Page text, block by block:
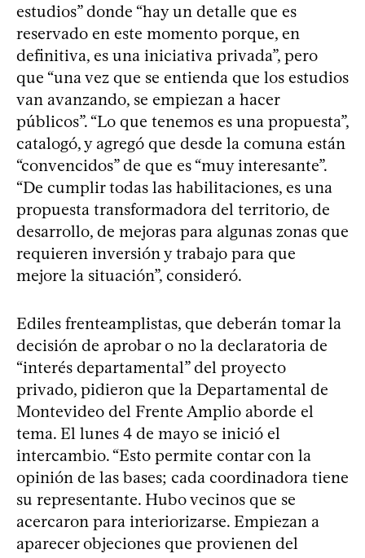
estudios” donde “hay un detalle que es
reservado en este momento porque, en
definitiva, es una iniciativa privada”, pero
que “una vez que se entienda que los estudios
van avanzando, se empiezan a hacer
públicos”. “Lo que tenemos es una propuesta”,
catalogó, y agregó que desde la comuna están
“convencidos” de que es “muy interesante”.
“De cumplir todas las habilitaciones, es una
propuesta transformadora del territorio, de
desarrollo, de mejoras para algunas zonas que
requieren inversión y trabajo para que
mejore la situación”, consideró.
Ediles frenteamplistas, que deberán tomar la
decisión de aprobar o no la declaratoria de
“interés departamental” del proyecto
privado, pidieron que la Departamental de
Montevideo del Frente Amplio aborde el
tema. El lunes 4 de mayo se inició el
intercambio. “Esto permite contar con la
opinión de las bases; cada coordinadora tiene
su representante. Hubo vecinos que se
acercaron para interiorizarse. Empiezan a
aparecer objeciones que provienen del